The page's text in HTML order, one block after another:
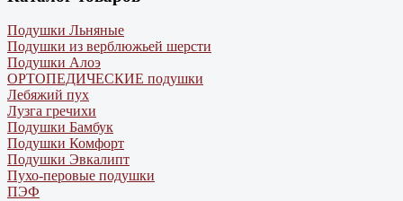
Подушки Льняные
Подушки из верблюжьей шерсти
Подушки Алоэ
ОРТОПЕДИЧЕСКИЕ подушки
Лебяжий пух
Лузга гречихи
Подушки Бамбук
Подушки Комфорт
Подушки Эвкалипт
Пухо-перовые подушки
ПЭФ